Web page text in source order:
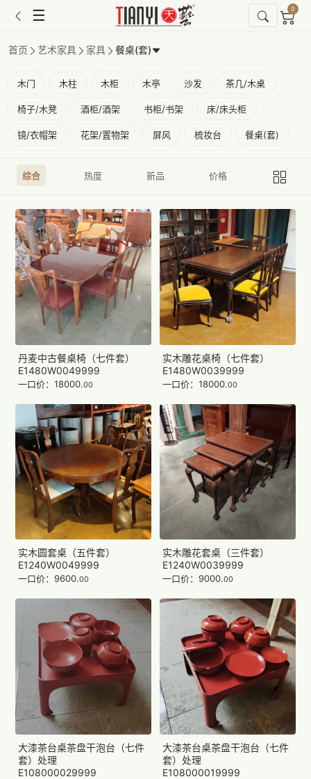
☰ 0
首页 艺术家具 家具 餐桌(套)
木门 木柱 木柜 木亭 沙发 茶几/木桌
椅子/木凳 酒柜/酒架 书柜/书架 床/床头柜
镜/衣帽架 花架/置物架 屏风 梳妆台 餐桌(套)
综合 热度 新品 价格
丹麦中古餐桌椅（七件套）
E1480W0049999
一口价：18000.00
实木雕花桌椅（七件套）
E1480W0039999
一口价：18000.00
实木圆套桌（五件套）
E1240W0049999
一口价：9600.00
实木雕花套桌（三件套）
E1240W0039999
一口价：9000.00
大漆茶台桌茶盘干泡台（七件
套）处理
E108000029999
大漆茶台桌茶盘干泡台（七件
套）处理
E108000019999